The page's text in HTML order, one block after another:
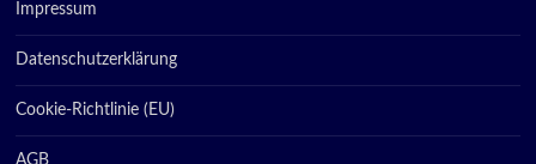
Impressum
Datenschutzerklärung
Cookie-Richtlinie (EU)
AGB